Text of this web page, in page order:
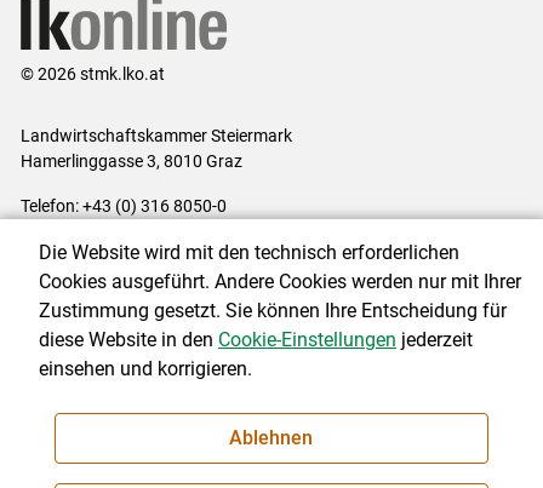
© 2026 stmk.lko.at
Landwirtschaftskammer Steiermark
Hamerlinggasse 3, 8010 Graz
Telefon: +43 (0) 316 8050-0
Impressum|Kontakt|Datenschutzerklärung|Barrierefreiheit|
Cookie-Einstellungen
NEWSLETTER
Die Website wird mit den technisch erforderlichen
Cookies ausgeführt. Andere Cookies werden nur mit Ihrer
Zustimmung gesetzt. Sie können Ihre Entscheidung für
diese Website in den Cookie-Einstellungen jederzeit
einsehen und korrigieren.
Ablehnen